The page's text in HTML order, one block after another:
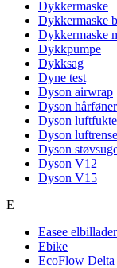
Dykkermaske
Dykkermaske
Dykkermaske
Dykkpumpe
Dykksag
Dyne test
Dyson airwrap
Dyson hårføner
Dyson
Dyson
Dyson
Dyson V12
Dyson V15
E
Easee elbillader
Ebike
EcoFlow Delta